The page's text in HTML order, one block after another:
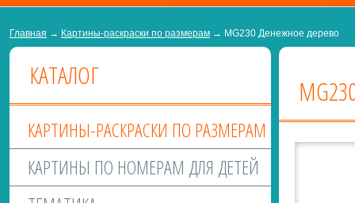
Главная → Картины-раскраски по размерам → MG230 Денежное дерево
КАТАЛОГ
КАРТИНЫ-РАСКРАСКИ ПО РАЗМЕРАМ
КАРТИНЫ ПО НОМЕРАМ ДЛЯ ДЕТЕЙ